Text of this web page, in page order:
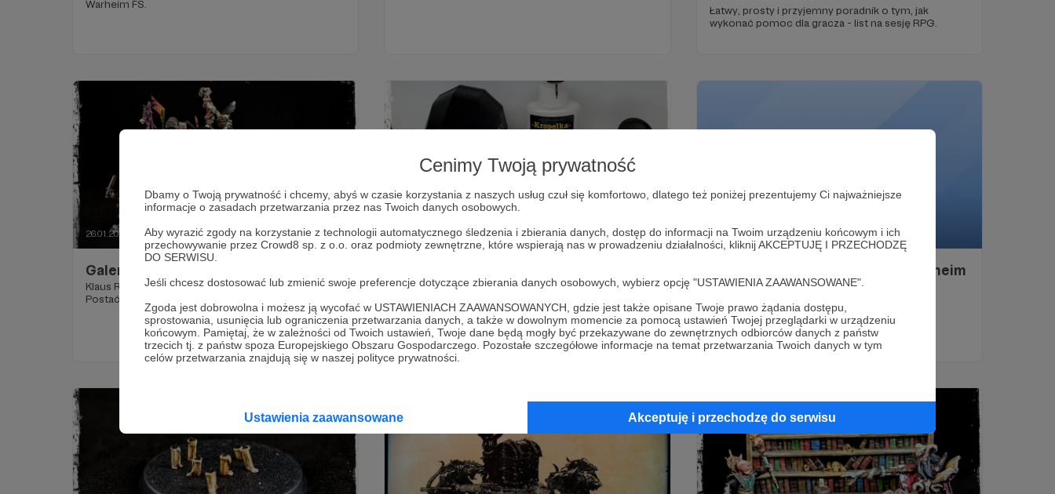
Cenimy Twoją prywatność
Dbamy o Twoją prywatność i chcemy, abyś w czasie korzystania z naszych usług czuł się komfortowo, dlatego też poniżej prezentujemy Ci najważniejsze
informacje o zasadach przetwarzania przez nas Twoich danych osobowych.
Aby wyrazić zgody na korzystanie z technologii automatycznego śledzenia i zbierania danych, dostęp do informacji na Twoim urządzeniu końcowym i ich
przechowywanie przez Crowd8 sp. z o.o. oraz podmioty zewnętrzne, które wspierają nas w prowadzeniu działalności, kliknij AKCEPTUJĘ I PRZECHODZĘ
DO SERWISU.
Jeśli chcesz dostosować lub zmienić swoje preferencje dotyczące zbierania danych osobowych, wybierz opcję "USTAWIENIA ZAAWANSOWANE".
Zgoda jest dobrowolna i możesz ją wycofać w USTAWIENIACH ZAAWANSOWANYCH, gdzie jest także opisane Twoje prawo żądania dostępu,
sprostowania, usunięcia lub ograniczenia przetwarzania danych, a także w dowolnym momencie za pomocą ustawień Twojej przeglądarki w urządzeniu
końcowym. Pamiętaj, że w zależności od Twoich ustawień, Twoje dane będą mogły być przekazywane do zewnętrznych odbiorców danych z państw
trzecich tj. z państw spoza Europejskiego Obszaru Gospodarczego. Pozostałe szczegółowe informacje na temat przetwarzania Twoich danych w tym
celów przetwarzania znajdują się w naszej polityce prywatności.
Ustawienia zaawansowane Akceptuję i przechodzę do serwisu
Warheim FS.
Łatwy, prosty i przyjemny poradnik o tym, jak
wykonać pomoc dla gracza - list na sesję RPG.
26.01.2018 Komentarze: 1
Galeria: Naurr od Rotten Factory.
Klaus Reinwald, Mistrz Małodobry z Kemperbad -
Postać Dramatu do Warheim FS.
19.01.2018 ● Komentarze: 1
Handle do podstawek 50 mm.
Prosty poradnik w którym niczym MacGyver pokażę
Wam jak przy pomocy biurowego spinacza i kilku
innych narzędzi przystosować uchwyt do figurek
Painting Handle od Games Workshop do podstawek
50 mm.
14.01.2018 ● Brak komentarzy
Nowa wersja podręcznika do Warheim
FS.
Odnośniki do nowej wersji podręcznika do gry
bitewnej Warheim FS.